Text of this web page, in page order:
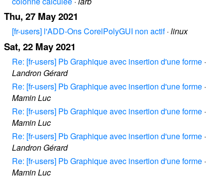
Thu, 27 May 2021
[fr-users] l'ADD-Ons CorelPolyGUI non actif· linux
Sat, 22 May 2021
Re: [fr-users] Pb Graphique avec insertion d'une forme ·
Landron Gérard
Re: [fr-users] Pb Graphique avec insertion d'une forme ·
Mamin Luc
Re: [fr-users] Pb Graphique avec insertion d'une forme ·
Mamin Luc
Re: [fr-users] Pb Graphique avec insertion d'une forme ·
Landron Gérard
Re: [fr-users] Pb Graphique avec insertion d'une forme ·
Mamin Luc